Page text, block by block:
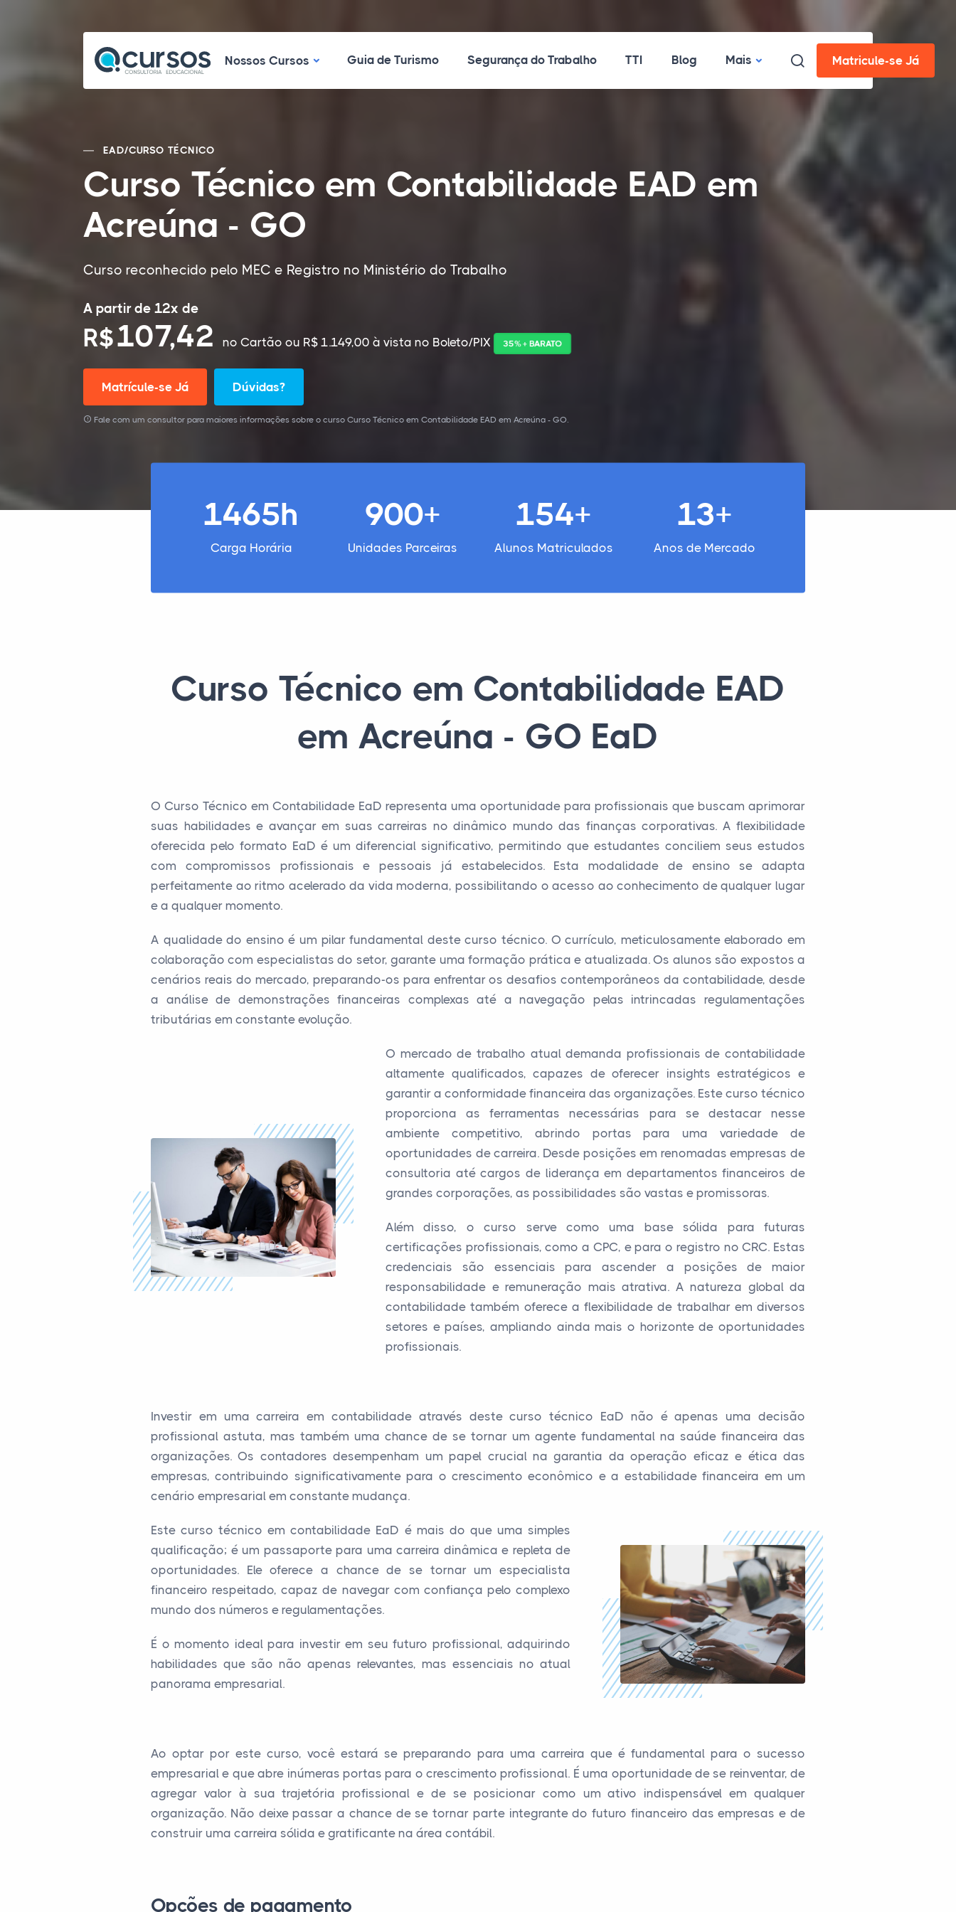
Nossos CursosNossos Cursos
Guia de Turismo Segurança do Trabalho TTI Blog Mais Matricule-se Já
EAD/CURSO TÉCNICO
Curso Técnico em Contabilidade EAD em
Acreúna - GO
Curso reconhecido pelo MEC e Registro no Ministério do Trabalho
A partir de 12x de
R$107,42 no Cartão ou R$ 1.149,00 à vista no Boleto/PIX 35% + BARATO
Matrícule-se Já Dúvidas?
Fale com um consultor para maiores informações sobre o curso Curso Técnico em Contabilidade EAD em Acreúna - GO.
1465h
Carga Horária
900+
Unidades Parceiras
154+
Alunos Matriculados
13+
Anos de Mercado
Curso Técnico em Contabilidade EAD
em Acreúna - GO EaD
O Curso Técnico em Contabilidade EaD representa uma oportunidade para profissionais que buscam aprimorar
suas habilidades e avançar em suas carreiras no dinâmico mundo das finanças corporativas. A flexibilidade
oferecida pelo formato EaD é um diferencial significativo, permitindo que estudantes conciliem seus estudos
com compromissos profissionais e pessoais já estabelecidos. Esta modalidade de ensino se adapta
perfeitamente ao ritmo acelerado da vida moderna, possibilitando o acesso ao conhecimento de qualquer lugar
e a qualquer momento.
A qualidade do ensino é um pilar fundamental deste curso técnico. O currículo, meticulosamente elaborado em
colaboração com especialistas do setor, garante uma formação prática e atualizada. Os alunos são expostos a
cenários reais do mercado, preparando-os para enfrentar os desafios contemporâneos da contabilidade, desde
a análise de demonstrações financeiras complexas até a navegação pelas intrincadas regulamentações
tributárias em constante evolução.
O mercado de trabalho atual demanda profissionais de contabilidade
altamente qualificados, capazes de oferecer insights estratégicos e
garantir a conformidade financeira das organizações. Este curso técnico
proporciona as ferramentas necessárias para se destacar nesse
ambiente competitivo, abrindo portas para uma variedade de
oportunidades de carreira. Desde posições em renomadas empresas de
consultoria até cargos de liderança em departamentos financeiros de
grandes corporações, as possibilidades são vastas e promissoras.
Além disso, o curso serve como uma base sólida para futuras
certificações profissionais, como a CPC, e para o registro no CRC. Estas
credenciais são essenciais para ascender a posições de maior
responsabilidade e remuneração mais atrativa. A natureza global da
contabilidade também oferece a flexibilidade de trabalhar em diversos
setores e países, ampliando ainda mais o horizonte de oportunidades
profissionais.
Investir em uma carreira em contabilidade através deste curso técnico EaD não é apenas uma decisão
profissional astuta, mas também uma chance de se tornar um agente fundamental na saúde financeira das
organizações. Os contadores desempenham um papel crucial na garantia da operação eficaz e ética das
empresas, contribuindo significativamente para o crescimento econômico e a estabilidade financeira em um
cenário empresarial em constante mudança.
Este curso técnico em contabilidade EaD é mais do que uma simples
qualificação; é um passaporte para uma carreira dinâmica e repleta de
oportunidades. Ele oferece a chance de se tornar um especialista
financeiro respeitado, capaz de navegar com confiança pelo complexo
mundo dos números e regulamentações.
É o momento ideal para investir em seu futuro profissional, adquirindo
habilidades que são não apenas relevantes, mas essenciais no atual
panorama empresarial.
Ao optar por este curso, você estará se preparando para uma carreira que é fundamental para o sucesso
empresarial e que abre inúmeras portas para o crescimento profissional. É uma oportunidade de se reinventar, de
agregar valor à sua trajetória profissional e de se posicionar como um ativo indispensável em qualquer
organização. Não deixe passar a chance de se tornar parte integrante do futuro financeiro das empresas e de
construir uma carreira sólida e gratificante na área contábil.
Opções de pagamento